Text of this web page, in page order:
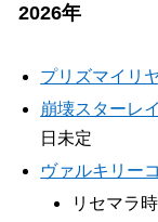
2026年
プリズマイリ
崩壊スターレ
日未定
ヴァルキリー
リセマラ